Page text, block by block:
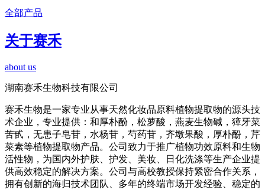
全部产品
关于赛禾
about us
湖南赛禾生物科技有限公司
赛禾生物是一家专业从事天然化妆品原料植物提取物的源头技
术企业，专业提供：和厚朴酚，松萝酸，燕麦生物碱，獐牙菜
苦甙，无患子皂苷，水杨苷，芍药苷，齐墩果酸，厚朴酚，芹
菜素等植物提取物产品。公司致力于推广植物功效原料和生物
活性物，为国内外护肤、护发、美妆、日化洗涤等生产企业提
供高效稳定的解决方案。公司与高校教授保持紧密合作关系，
拥有创新的海归技术团队、多年的终端市场开发经验、稳定的